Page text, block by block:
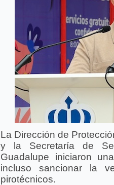
La Dirección de
y la Secretaría de
Guadalupe iniciaron
incluso sancionar la
pirotécnicos.